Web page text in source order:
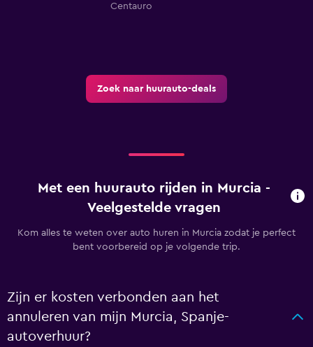
Centauro
Zoek naar huurauto-deals
Met een huurauto rijden in Murcia -
Veelgestelde vragen
Kom alles te weten over auto huren in Murcia zodat je perfect
bent voorbereid op je volgende trip.
Zijn er kosten verbonden aan het
annuleren van mijn Murcia, Spanje-
autoverhuur?